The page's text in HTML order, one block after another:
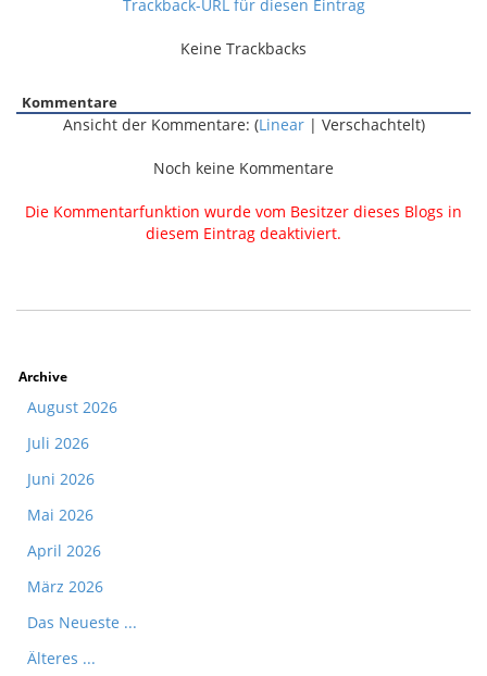
Trackback-URL für diesen Eintrag
Keine Trackbacks
Kommentare
Ansicht der Kommentare: (Linear| Verschachtelt)
Noch keine Kommentare
Die Kommentarfunktion wurde vom Besitzer dieses Blogs in
diesem Eintrag deaktiviert.
Archive
August 2026
Juli 2026
Juni 2026
Mai 2026
April 2026
März 2026
Das Neueste ...
Älteres ...